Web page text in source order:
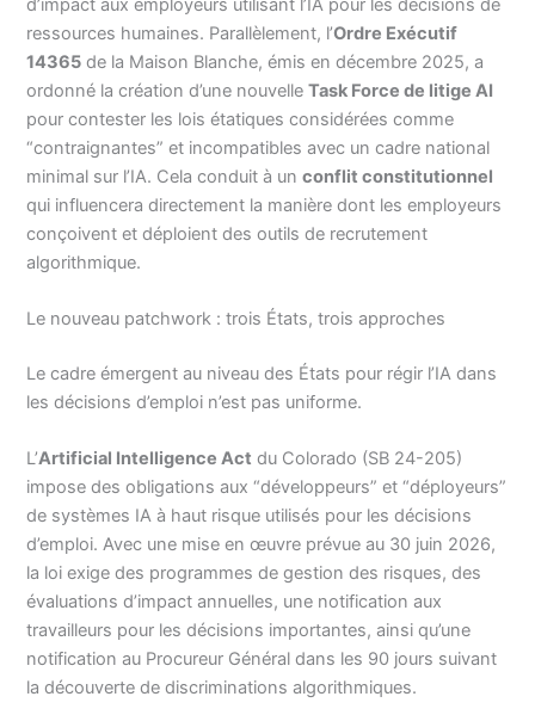
d’impact aux employeurs utilisant l’IA pour les décisions de
ressources humaines. Parallèlement, l’Ordre Exécutif
14365 de la Maison Blanche, émis en décembre 2025, a
ordonné la création d’une nouvelleTask Force de litige AI
pour contester les lois étatiques considérées comme
“contraignantes” et incompatibles avec un cadre national
minimal sur l’IA. Cela conduit à unconflit constitutionnel
qui influencera directement la manière dont les employeurs
conçoivent et déploient des outils de recrutement
algorithmique.
Le nouveau patchwork : trois États, trois approches
Le cadre émergent au niveau des États pour régir l’IA dans
les décisions d’emploi n’est pas uniforme.
L’Artificial Intelligence Act du Colorado (SB 24-205)
impose des obligations aux “développeurs” et “déployeurs”
de systèmes IA à haut risque utilisés pour les décisions
d’emploi. Avec une mise en œuvre prévue au 30 juin 2026,
la loi exige des programmes de gestion des risques, des
évaluations d’impact annuelles, une notification aux
travailleurs pour les décisions importantes, ainsi qu’une
notification au Procureur Général dans les 90 jours suivant
la découverte de discriminations algorithmiques.